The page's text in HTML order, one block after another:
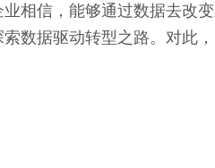
相信，能够通过数据去改
数据驱动转型之路。对此，